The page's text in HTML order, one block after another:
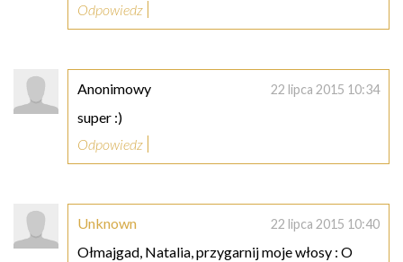
Odpowiedz
Anonimowy 22 lipca 2015 10:34
super :)
Odpowiedz
Unknown 22 lipca 2015 10:40
Ołmajgad, Natalia, przygarnij moje włosy : O